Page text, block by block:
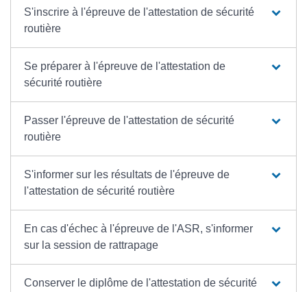
S'inscrire à l'épreuve de l'attestation de sécurité
routière
Se préparer à l'épreuve de l'attestation de
sécurité routière
Passer l'épreuve de l'attestation de sécurité
routière
S'informer sur les résultats de l'épreuve de
l'attestation de sécurité routière
En cas d'échec à l'épreuve de l'ASR, s'informer
sur la session de rattrapage
Conserver le diplôme de l'attestation de sécurité